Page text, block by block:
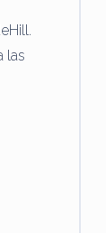
las